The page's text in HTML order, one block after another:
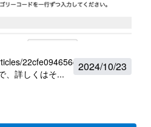
2024/10/23
22cfe094656c3e 詳細な記事
、詳しくはそ...